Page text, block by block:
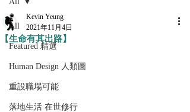
All
Featured 精選
Human Design 人類圖
重設職場可能
落地生活 在世修行
【生命有其出路】
Kevin Yeung
2021年11月4日